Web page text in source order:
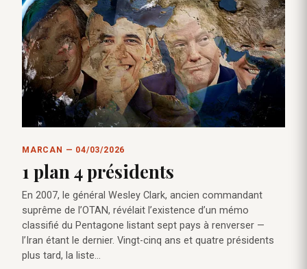
MARCAN — 04/03/2026
1 plan 4 présidents
En 2007, le général Wesley Clark, ancien commandant
suprême de l’OTAN, révélait l’existence d’un mémo
classifié du Pentagone listant sept pays à renverser —
l’Iran étant le dernier. Vingt-cinq ans et quatre présidents
plus tard, la liste…